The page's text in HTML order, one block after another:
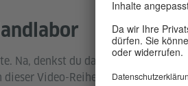
Na, denkst du da an
dieser Video-Reihe sind Nina und